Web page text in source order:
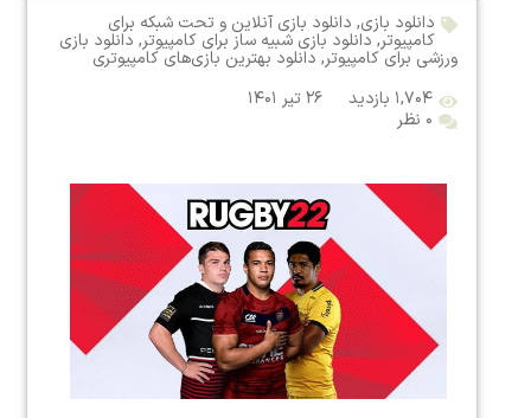
دانلود بازی, دانلود بازی آنلاین و تحت شبکه برای
کامپیوتر, دانلود بازی شبیه ساز برای کامپیوتر, دانلود بازی
ورزشی برای کامپیوتر, دانلود بهترین بازی‌های کامپیوتری
۱,۷۰۴ بازدید
۲۶ تیر ۱۴۰۱
۰ نظر